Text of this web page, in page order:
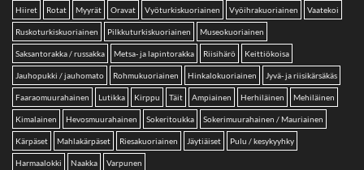
Hiiret Rotat Myyrät Oravat Vyöturkiskuoriainen Vyöihrakuoriainen Vaatekoi
Ruskoturkiskuoriainen Pilkkuturkiskuoriainen Museokuoriainen
Saksantorakka / russakka Metsa- ja lapintorakka Riisihärö Keittiökoisa
Jauhopukki / jauhomato Rohmukuoriainen Hinkalokuoriainen Jyvä- ja riisikärsäkäs
Faaraomuurahainen Lutikka Kirppu Täit Ampiainen Herhiläinen Mehiläinen
Kimalainen Hevosmuurahainen Sokeritoukka Sokerimuurahainen / Mauriainen
Kärpäset Mahlakärpäset Riesakuoriainen Jäytiäiset Pulu / kesykyyhky
Harmaalokki Naakka Varpunen